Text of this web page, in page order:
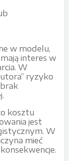
w modelu,
interes w
W
ryzyko
kosztu
jest
W
mieć